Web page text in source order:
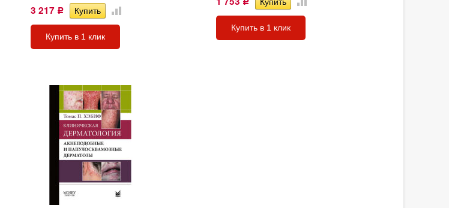
3 217 Р
Купить в 1 клик
Р
Купить в 1 клик